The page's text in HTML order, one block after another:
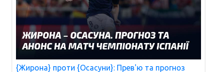
{Жирона} проти {Осасуни}: Прев'ю та прогноз